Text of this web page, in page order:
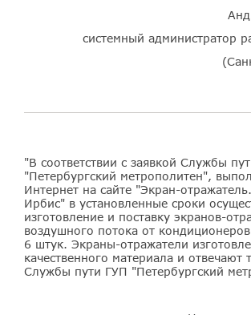
системный администратор
"В соответствии с заявкой Службы
"Петербургский метрополитен",
Интернет на сайте "Экран-
Ирбис" в установленные сроки
изготовление и поставку экранов-
воздушного потока от
6 штук. Экраны-отражатели
качественного материала и отвечают
Службы пути ГУП "Петербургский